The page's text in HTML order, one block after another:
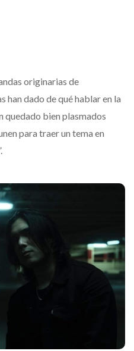
originarias de
han dado de qué hablar en la
quedado bien plasmados
para traer un tema en